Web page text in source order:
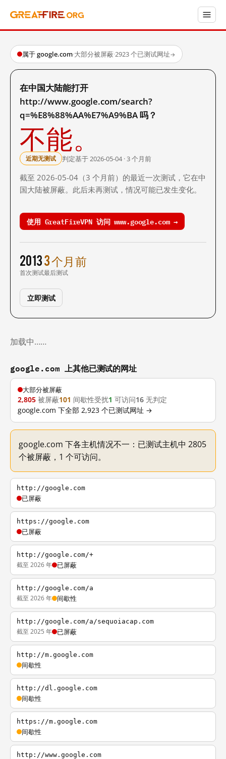
属于 google.com·大部分被屏蔽·2923 个已测试网址→
在中国大陆能打开
http://www.google.com/search?
q=%E8%88%AA%E7%A9%BA 吗？
不能。
近期无测试 判定基于 2026-05-04 · 3 个月前
截至 2026-05-04（3 个月前）的最近一次测试，它在中
国大陆被屏蔽。此后未再测试，情况可能已发生变化。
使用 GreatFireVPN 访问 www.google.com →
2013
首次测试
3 个月前
最后测试
立即测试
加载中……
google.com 上其他已测试的网址
大部分被屏蔽
2,805 被屏蔽101 间歇性受扰1 可访问16 无判定
google.com 下全部 2,923 个已测试网址 →
google.com 下各主机情况不一：已测试主机中 2805
个被屏蔽，1 个可访问。
http://google.com
已屏蔽
https://google.com
已屏蔽
http://google.com/+
截至 2026 年 已屏蔽
http://google.com/a
截至 2026 年 间歇性
http://google.com/a/sequoiacap.com
截至 2025 年 已屏蔽
http://m.google.com
间歇性
http://dl.google.com
间歇性
https://m.google.com
间歇性
http://www.google.com